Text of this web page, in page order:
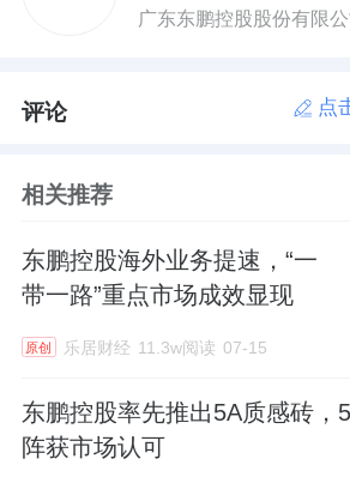
评论 点
相关推荐
东鹏控股海外业务提速，“一
带一路”重点市场成效显现
原创 乐居财经 11.3w阅读 07-15
东鹏控股率先推出5A质感砖，
阵获市场认可